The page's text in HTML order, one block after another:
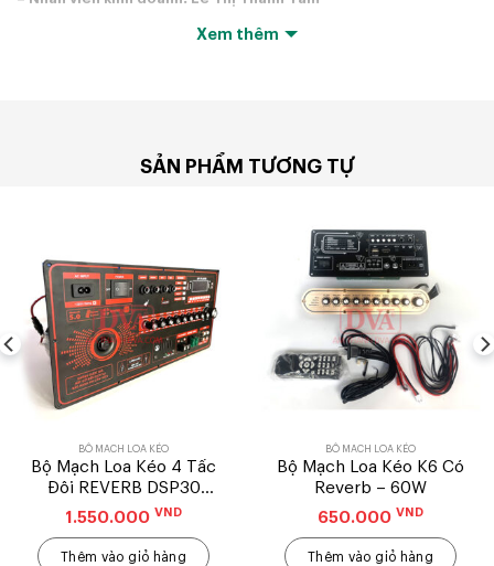
Xem thêm
SẢN PHẨM TƯƠNG TỰ
BỘ MẠCH LOA KÉO
Bộ Mạch Loa Kéo 4 Tấc
Đôi REVERB DSP30
300W, 19X38CM
1.550.000 VND
Thêm vào giỏ hàng
BỘ MẠCH LOA KÉO
Bộ Mạch Loa Kéo K6 Có
Reverb – 60W
650.000 VND
Thêm vào giỏ hàng